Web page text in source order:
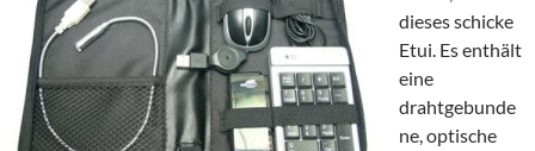
dieses schicke
Etui. Es enthält
eine
drahtgebunde
ne, optische